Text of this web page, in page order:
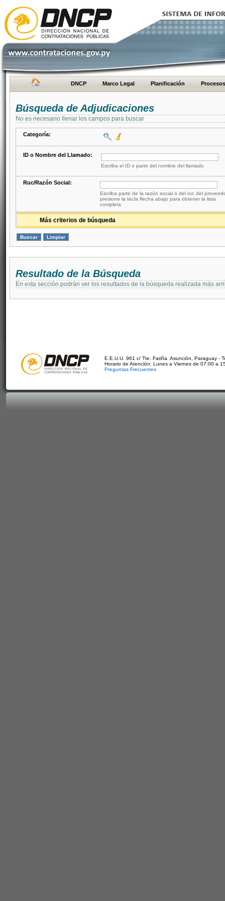
DNCP Marco Legal Planificación Procesos
Búsqueda de Adjudicaciones
No es necesario llenar los campos para buscar
Categoría:
ID o Nombre del Llamado:
Escriba el ID o parte del nombre del llamado
Ruc/Razón Social:
Escriba parte de la razón social o del ruc del
presione la tecla flecha abajo para obtener la lista
completa
Más criterios de búsqueda
Resultado de la Búsqueda
En esta sección podrán ver los resultados de la búsqueda realizada más
E.E.U.U. 961 c/ Tte. Fariña. Asunción, Paraguay -
Horario de Atención: Lunes a Viernes de 07:00 a
Preguntas Frecuentes